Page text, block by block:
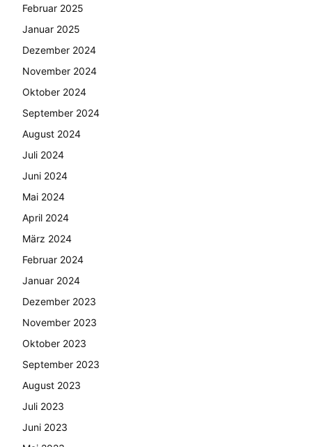
Februar 2025
Januar 2025
Dezember 2024
November 2024
Oktober 2024
September 2024
August 2024
Juli 2024
Juni 2024
Mai 2024
April 2024
März 2024
Februar 2024
Januar 2024
Dezember 2023
November 2023
Oktober 2023
September 2023
August 2023
Juli 2023
Juni 2023